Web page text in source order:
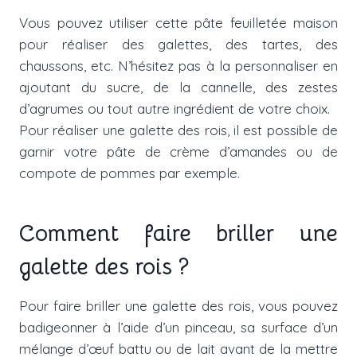
Vous pouvez utiliser cette pâte feuilletée maison
pour réaliser des galettes, des tartes, des
chaussons, etc. N’hésitez pas à la personnaliser en
ajoutant du sucre, de la cannelle, des zestes
d’agrumes ou tout autre ingrédient de votre choix.
Pour réaliser une galette des rois, il est possible de
garnir votre pâte de crème d’amandes ou de
compote de pommes par exemple.
Comment faire briller une
galette des rois ?
Pour faire briller une galette des rois, vous pouvez
badigeonner à l’aide d’un pinceau, sa surface d’un
mélange d’œuf battu ou de lait avant de la mettre